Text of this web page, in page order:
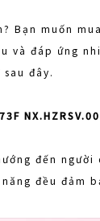
Bạn muốn
và đáp ứng
đây.
đến
đều đảm